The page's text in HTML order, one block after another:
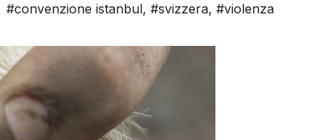
#convenzione istanbul, #svizzera, #violenza